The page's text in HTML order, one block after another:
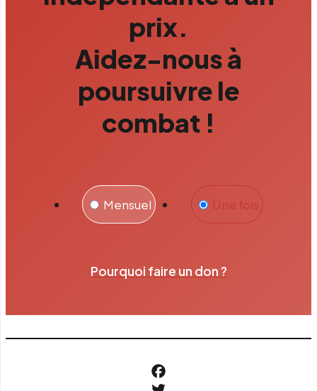
prix.
Aidez-nous à
poursuivre le
combat !
Une fois
Mensuel
Pourquoi faire un don ?